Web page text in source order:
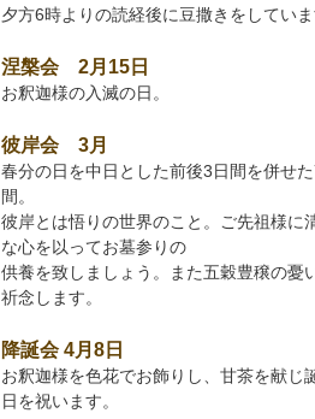
夕方6時よりの読経後に豆撒きをしていま
涅槃会 2月15日
お釈迦様の入滅の日。
彼岸会 3月
春分の日を中日とした前後3日間を併せ
間。
彼岸とは悟りの世界のこと。ご先祖様に
な心を以ってお墓参りの
供養を致しましょう。また五穀豊穣の憂
祈念します。
降誕会 4月8日
お釈迦様を色花でお飾りし、甘茶を献じ
日を祝います。